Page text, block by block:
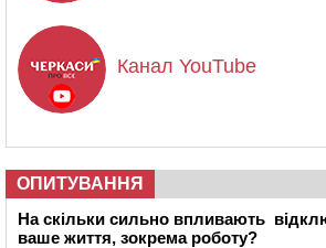
Канал YouTube
ОПИТУВАННЯ
На скільки сильно впливають
ваше життя, зокрема роботу?